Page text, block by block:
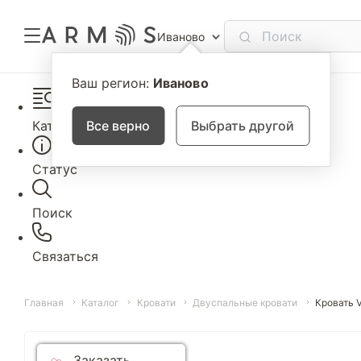
Иваново
Ваш регион: Иваново
Все верно Выбрать другой
Каталог
Статус
Поиск
Связаться
Главная Каталог Кровати Двуспальные кровати Кровать